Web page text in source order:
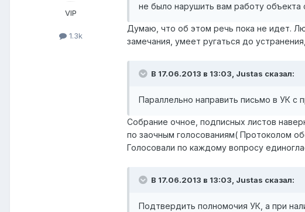
VIP
1.3k
не было нарушить вам работу объекта
Думаю, что об этом речь пока не идет.
замечания, умеет ругаться до
В 17.06.2013 в 13:03, Justas сказал:
Параллельно направить письмо в УК
Собрание очное, подписных листов
по заочным голосованиям( Протоколом
Голосовали по каждому вопросу
В 17.06.2013 в 13:03, Justas сказал:
Подтвердить полномочия УК, а при